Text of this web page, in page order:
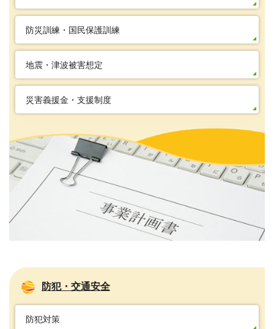
防災訓練・国民保護訓練
地震・津波被害想定
災害義援金・支援制度
防犯・交通安全
防犯対策